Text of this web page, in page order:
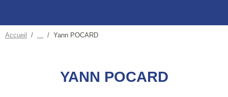
Accueil Yann POCARD
YANN POCARD